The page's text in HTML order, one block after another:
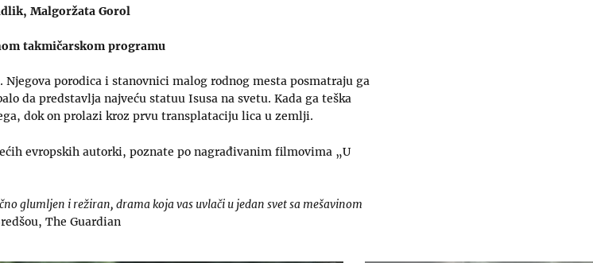
Malgoržata Gorol
takmičarskom programu
porodica i stanovnici malog rodnog mesta posmatraju ga
da predstavlja najveću statuu Isusa na svetu. Kada ga teška
dok on prolazi kroz prvu transplataciju lica u zemlji.
evropskih autorki, poznate po nagrađivanim filmovima „U
glumljen i režiran, drama koja vas uvlači u jedan svet sa mešavinom
The Guardian